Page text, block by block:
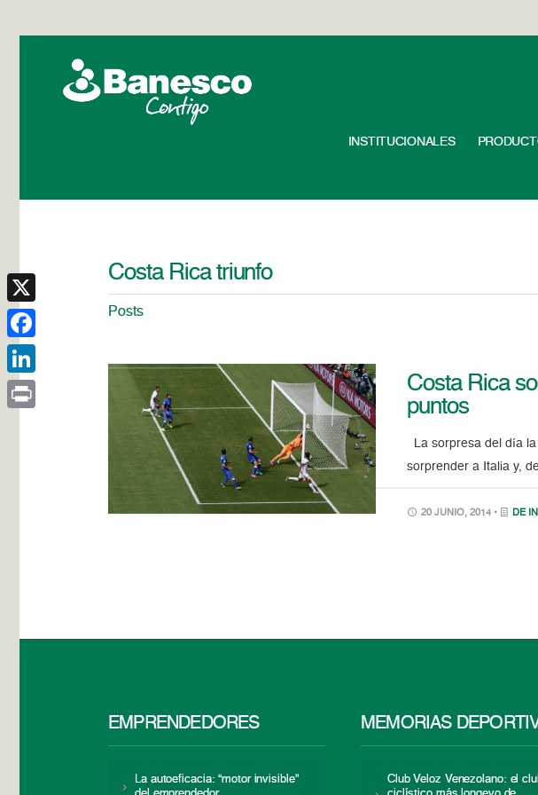
INSTITUCIONALES
Costa Rica triunfo
Posts
Costa Rica
puntos
La sorpresa del día
sorprender a Italia y,
20 JUNIO, 2014 • DE
EMPRENDEDORES
La autoeficacia: “motor invisible”
MEMORIAS
Club Veloz Venezolano: el
X
Facebook
LinkedIn